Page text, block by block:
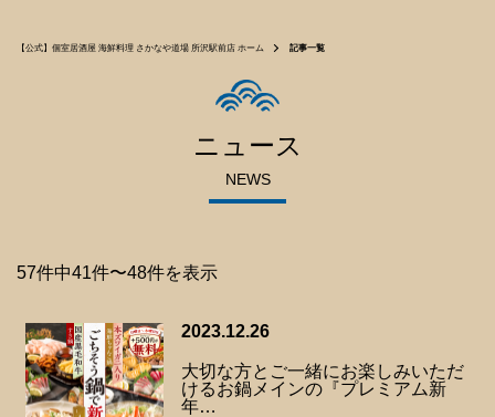
【公式】個室居酒屋 海鮮料理 さかなや道場 所沢駅前店 ホーム 記事一覧
ニュース
NEWS
57件中41件〜48件を表示
2023.12.26
大切な方とご一緒にお楽しみいただ
けるお鍋メインの『プレミアム新
年…